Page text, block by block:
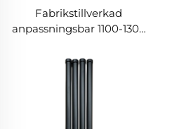
Fabrikstillverkad
anpassningsbar 1100-1300
mm * 32 mm RF
omnidirektionell
motdrönarinsats